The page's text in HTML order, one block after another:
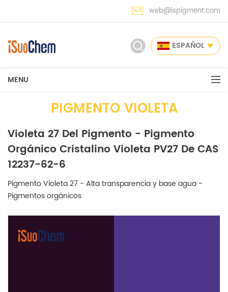
web@ispigment.com
ESPAÑOL
MENU
PIGMENTO VIOLETA
Violeta 27 Del Pigmento - Pigmento
Orgánico Cristalino Violeta PV27 De CAS
12237-62-6
Pigmento Violeta 27 - Alta transparencia y base agua -
Pigmentos orgánicos